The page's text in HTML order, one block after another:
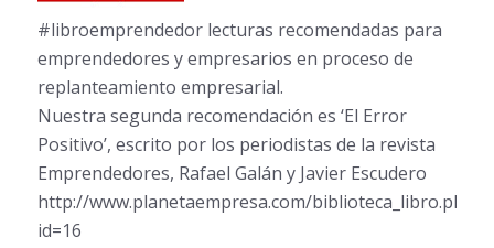
#libroemprendedor lecturas recomendadas para
emprendedores y empresarios en proceso de
replanteamiento empresarial.
Nuestra segunda recomendación es ‘El Error
Positivo’, escrito por los periodistas de la revista
Emprendedores, Rafael Galán y Javier Escudero
http://www.planetaempresa.com/biblioteca_libro.php?
id=16